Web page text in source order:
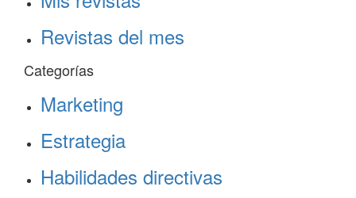
Revistas del mes
Categorías
Marketing
Estrategia
Habilidades directivas